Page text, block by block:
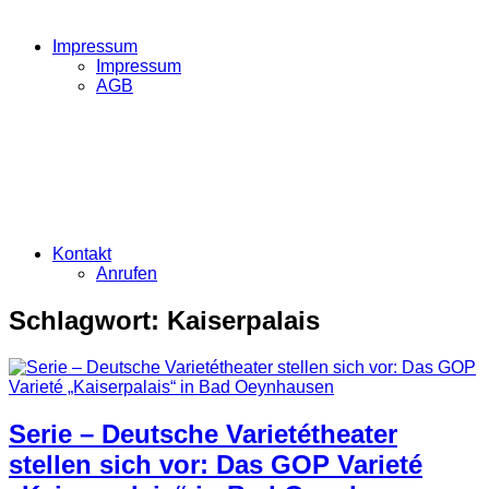
Impressum
Impressum
AGB
Kontakt
Anrufen
Schlagwort: Kaiserpalais
Serie – Deutsche Varietétheater
stellen sich vor: Das GOP Varieté